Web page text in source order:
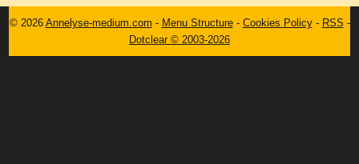
© 2026 Annelyse-medium.com - Menu Structure- Cookies Policy- RSS -
Dotclear © 2003-2026